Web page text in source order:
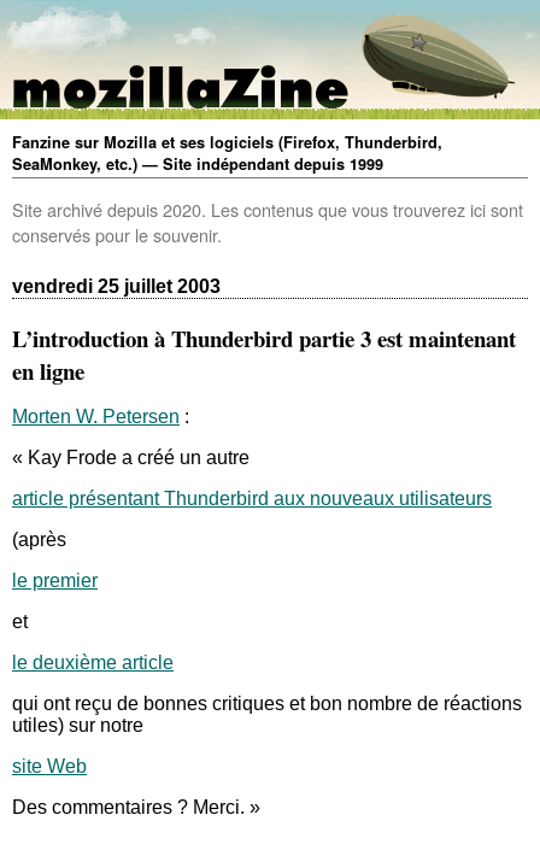
Fanzine sur Mozilla et ses logiciels (Firefox, Thunderbird,
SeaMonkey, etc.) — Site indépendant depuis 1999
Site archivé depuis 2020. Les contenus que vous trouverez ici sont
conservés pour le souvenir.
vendredi 25 juillet 2003
L’introduction à Thunderbird partie 3 est maintenant
en ligne
Morten W. Petersen :
« Kay Frode a créé un autre
article présentant Thunderbird aux nouveaux utilisateurs
(après
le premier
et
le deuxième article
qui ont reçu de bonnes critiques et bon nombre de réactions
utiles) sur notre
site Web
Des commentaires ? Merci. »